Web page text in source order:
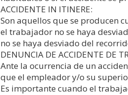
ACCIDENTE IN ITINERE:
Son aquellos que se producen
el trabajador no se haya
no se haya desviado del
DENUNCIA DE ACCIDENTE DE
Ante la ocurrencia de un
que el empleador y/o su
Es importante cuando el